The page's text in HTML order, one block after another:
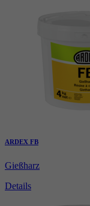
ARDEX FB
Gießharz
Details